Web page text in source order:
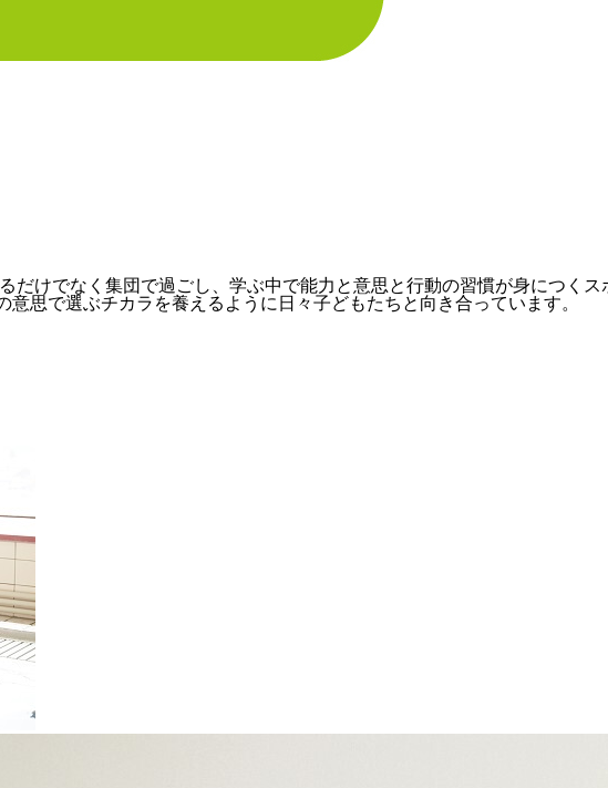
けでなく集団で過ごし、学ぶ中で能力と意思と行動の習慣が身につく
思で選ぶチカラを養えるように日々子どもたちと向き合っています。